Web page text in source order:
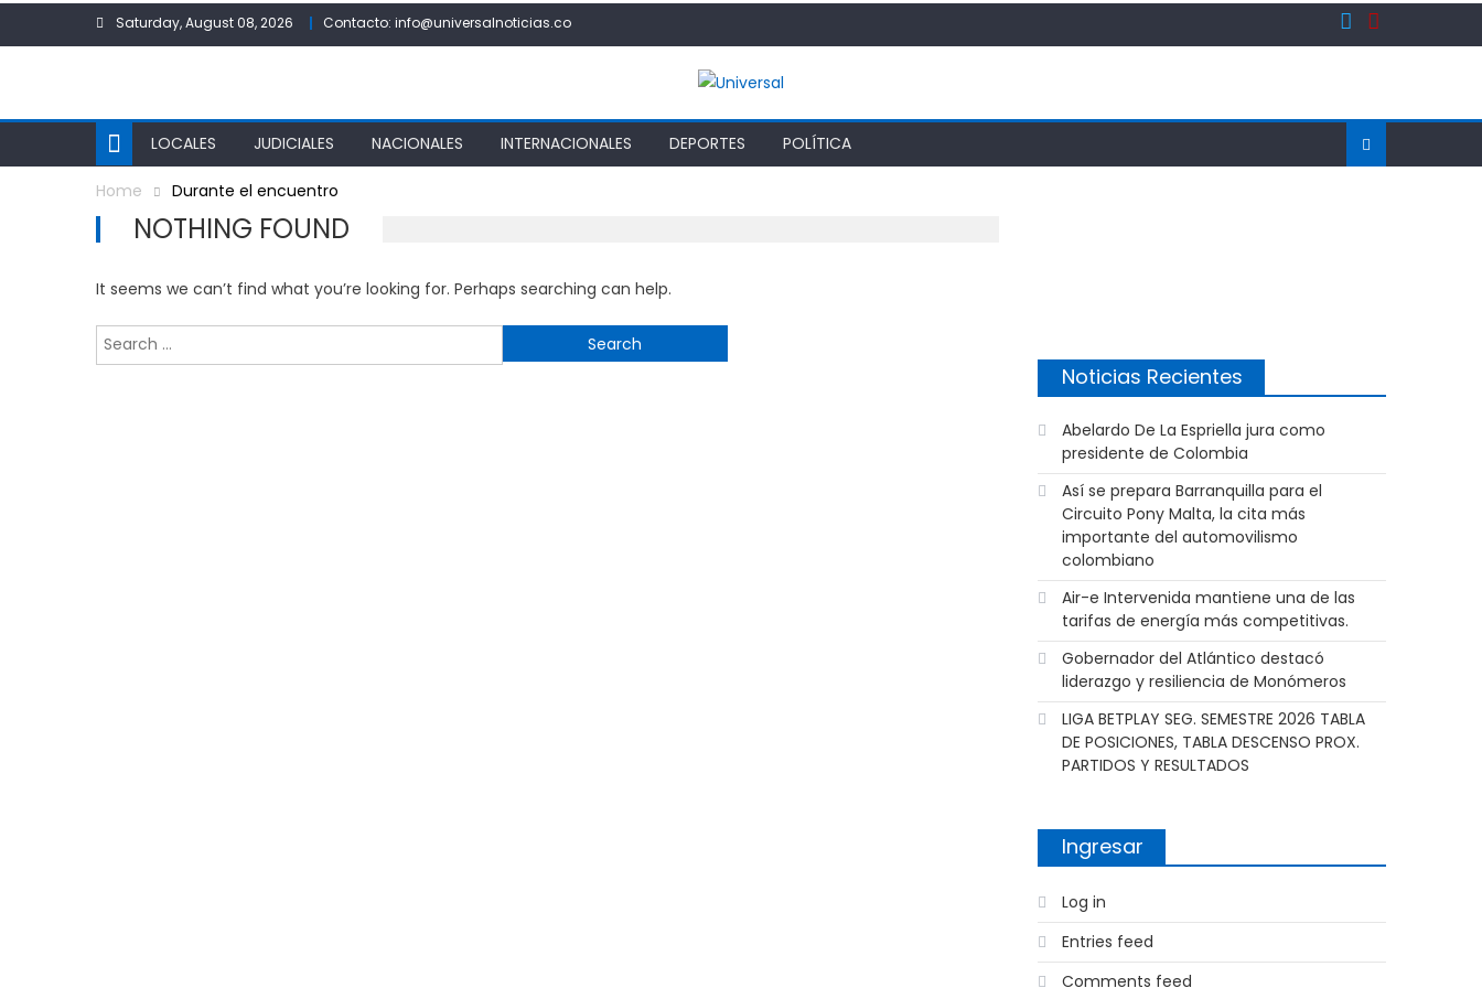
Saturday, August 08, 2026 Contacto: info@universalnoticias.co
LOCALES JUDICIALES NACIONALES INTERNACIONALES DEPORTES POLÍTICA
Home Durante el encuentro
NOTHING FOUND
It seems we can’t find what you’re looking for. Perhaps searching can help.
for:
Noticias Recientes
Abelardo De La Espriella jura como
presidente de Colombia
Así se prepara Barranquilla para el
Circuito Pony Malta, la cita más
importante del automovilismo
colombiano
Air-e Intervenida mantiene una de las
tarifas de energía más competitivas.
Gobernador del Atlántico destacó
liderazgo y resiliencia de Monómeros
LIGA BETPLAY SEG. SEMESTRE 2026 TABLA
DE POSICIONES, TABLA DESCENSO PROX.
PARTIDOS Y RESULTADOS
Ingresar
Log in
Entries feed
Comments feed